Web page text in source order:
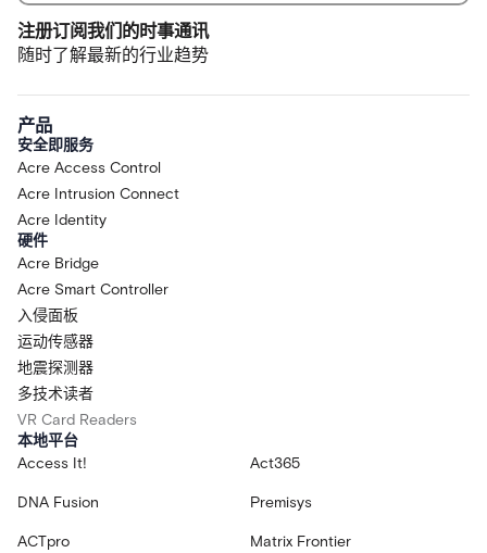
注册订阅我们的时事通讯
随时了解最新的行业趋势
产品
安全即服务
Acre Access Control
Acre Intrusion Connect
Acre Identity
硬件
Acre Bridge
Acre Smart Controller
入侵面板
运动传感器
地震探测器
多技术读者
VR Card Readers
本地平台
Access It!
Act365
DNA Fusion Premisys
ACTpro Matrix Frontier